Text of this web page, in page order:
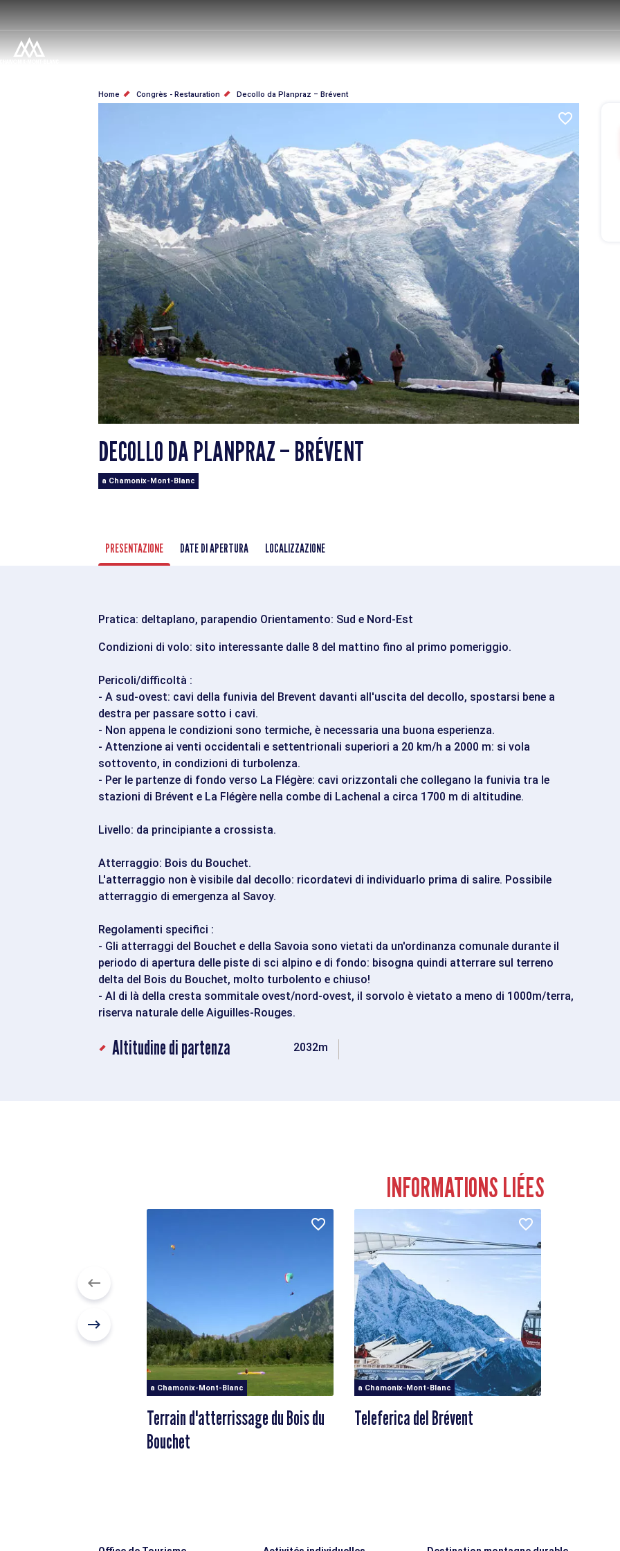
contenuto
principale
BRICIOLE
PANE
Home Congrès - Restauration Decollo da Planpraz – Brévent
DECOLLO DA PLANPRAZ – BRÉVENT
a Chamonix-Mont-Blanc
PRESENTAZIONE DATE DI APERTURA LOCALIZZAZIONE
Pratica: deltaplano, parapendio Orientamento: Sud e Nord-Est
Condizioni di volo: sito interessante dalle 8 del mattino fino al primo pomeriggio.
Pericoli/difficoltà :
- A sud-ovest: cavi della funivia del Brevent davanti all'uscita del decollo, spostarsi bene a
destra per passare sotto i cavi.
- Non appena le condizioni sono termiche, è necessaria una buona esperienza.
- Attenzione ai venti occidentali e settentrionali superiori a 20 km/h a 2000 m: si vola
sottovento, in condizioni di turbolenza.
- Per le partenze di fondo verso La Flégère: cavi orizzontali che collegano la funivia tra le
stazioni di Brévent e La Flégère nella combe di Lachenal a circa 1700 m di altitudine.
Livello: da principiante a crossista.
Atterraggio: Bois du Bouchet.
L'atterraggio non è visibile dal decollo: ricordatevi di individuarlo prima di salire. Possibile
atterraggio di emergenza al Savoy.
Regolamenti specifici :
- Gli atterraggi del Bouchet e della Savoia sono vietati da un'ordinanza comunale durante il
periodo di apertura delle piste di sci alpino e di fondo: bisogna quindi atterrare sul terreno
delta del Bois du Bouchet, molto turbolento e chiuso!
- Al di là della cresta sommitale ovest/nord-ovest, il sorvolo è vietato a meno di 1000m/terra,
riserva naturale delle Aiguilles-Rouges.
Altitudine di partenza 2032m
INFORMATIONS LIÉES
a Chamonix-Mont-Blanc
Terrain d'atterrissage du Bois du
Bouchet
a Chamonix-Mont-Blanc
Teleferica del Brévent